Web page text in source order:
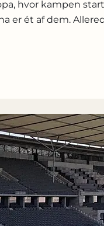
hvor kampen
er ét af dem.